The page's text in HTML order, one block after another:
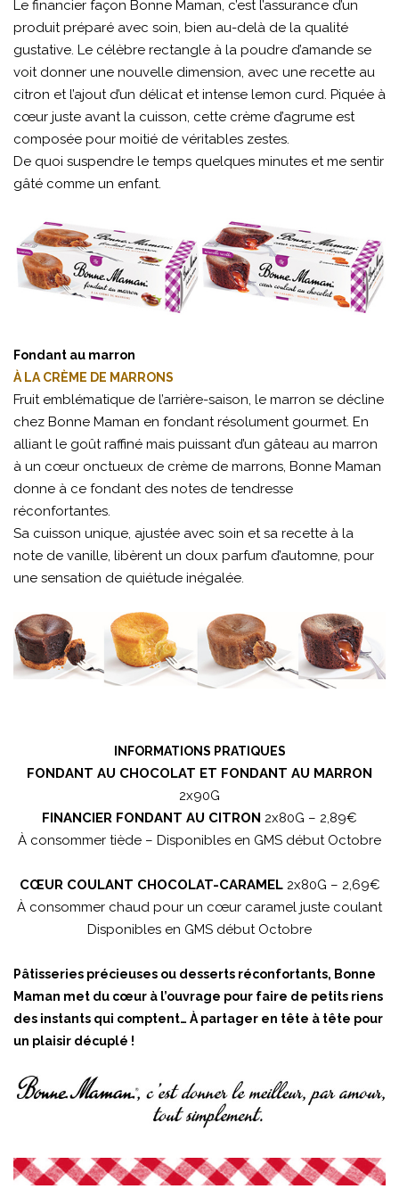
Le financier façon Bonne Maman, c’est l’assurance d’un
produit préparé avec soin, bien au-delà de la qualité
gustative. Le célèbre rectangle à la poudre d’amande se
voit donner une nouvelle dimension, avec une recette au
citron et l’ajout d’un délicat et intense lemon curd. Piquée à
cœur juste avant la cuisson, cette crème d’agrume est
composée pour moitié de véritables zestes.
De quoi suspendre le temps quelques minutes et me sentir
gâté comme un enfant.
Fondant au marron
À LA CRÈME DE MARRONS
Fruit emblématique de l’arrière-saison, le marron se décline
chez Bonne Maman en fondant résolument gourmet. En
alliant le goût raffiné mais puissant d’un gâteau au marron
à un cœur onctueux de crème de marrons, Bonne Maman
donne à ce fondant des notes de tendresse
réconfortantes.
Sa cuisson unique, ajustée avec soin et sa recette à la
note de vanille, libèrent un doux parfum d’automne, pour
une sensation de quiétude inégalée.
INFORMATIONS PRATIQUES
FONDANT AU CHOCOLAT ET FONDANT AU MARRON
2x90G
FINANCIER FONDANT AU CITRON 2x80G – 2,89€
À consommer tiède – Disponibles en GMS début Octobre
CŒUR COULANT CHOCOLAT-CARAMEL2x80G – 2,69€
À consommer chaud pour un cœur caramel juste coulant
Disponibles en GMS début Octobre
Pâtisseries précieuses ou desserts réconfortants, Bonne
Maman met du cœur à l’ouvrage pour faire de petits riens
des instants qui comptent… À partager en tête à tête pour
un plaisir décuplé !